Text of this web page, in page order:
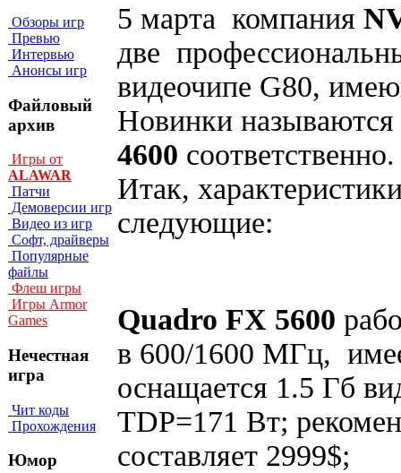
Обзоры игр
Превью
Интервью
Анонсы игр
Файловый
архив
Игры от
ALAWAR
Патчи
Демоверсии игр
Видео из игр
Софт, драйверы
Популярные
файлы
Флеш игры
Игры Armor
Games
Нечестная
игра
Чит коды
Прохождения
Юмор
5 марта компания
две
видеочипе G80,
Новинки называются
4600 соответственно.
Итак,
следующие:
Quadro FX 5600
в 600/1600 МГц,
оснащается 1.5 Гб
TDP=171 Вт;
составляет 2999$;